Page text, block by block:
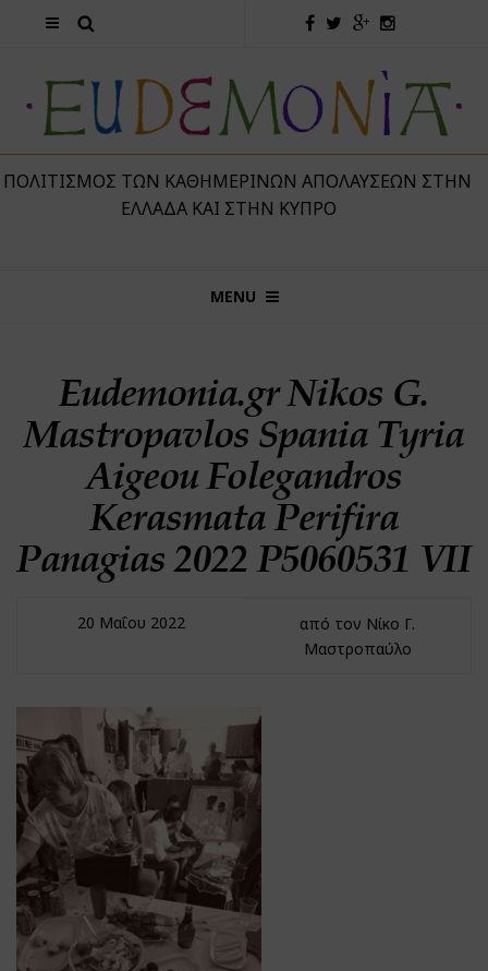
ΤΩΝ ΚΑΘΗΜΕΡΙΝΏΝ ΑΠΟΛΑΎΣΕΩΝ ΣΤΗΝ
ΕΛΛΆΔΑ ΚΑΙ ΣΤΗΝ ΚΎΠΡΟ
MENU
Eudemonia.gr Nikos G.
Mastropavlos Spania Tyria
Aigeou Folegandros
Kerasmata Perifira
Panagias 2022 P5060531 VII
20 Μαΐου 2022
από τον Νίκο Γ.
Μαστροπαύλο